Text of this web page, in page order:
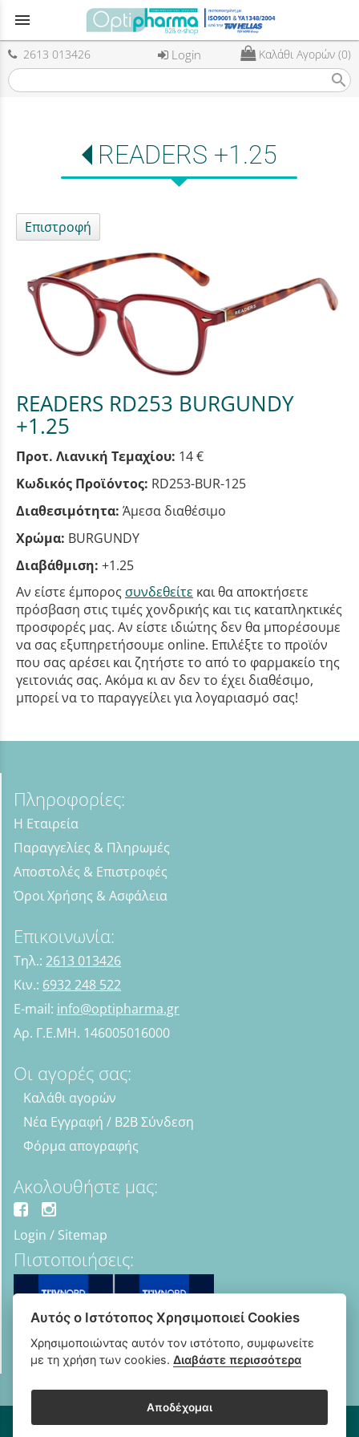
menu
2613 013426 Login Καλάθι Αγορών (0)
search
READERS +1.25
Επιστροφή
READERS RD253 BURGUNDY
+1.25
Προτ. Λιανική Τεμαχίου: 14 €
Κωδικός Προϊόντος: RD253-BUR-125
Διαθεσιμότητα: Άμεσα διαθέσιμο
Χρώμα: BURGUNDY
Διαβάθμιση: +1.25
Αν είστε έμπορος συνδεθείτε και θα αποκτήσετε
πρόσβαση στις τιμές χονδρικής και τις καταπληκτικές
προσφορές μας. Αν είστε ιδιώτης δεν θα μπορέσουμε
να σας εξυπηρετήσουμε online. Επιλέξτε το προϊόν
που σας αρέσει και ζητήστε το από το φαρμακείο της
γειτονιάς σας. Ακόμα κι αν δεν το έχει διαθέσιμο,
μπορεί να το παραγγείλει για λογαριασμό σας!
Πληροφορίες:
Η Εταιρεία
Παραγγελίες & Πληρωμές
Αποστολές & Επιστροφές
Όροι Χρήσης & Ασφάλεια
Επικοινωνία:
Τηλ.: 2613 013426
Κιν.: 6932 248 522
E-mail: info@optipharma.gr
Αρ. Γ.Ε.ΜΗ. 146005016000
Οι αγορές σας:
Καλάθι αγορών
Νέα Εγγραφή / B2B Σύνδεση
Φόρμα απογραφής
Ακολουθήστε μας:
Login / Sitemap
Πιστοποιήσεις:
Copyright © 2018 - 2026 B2B Οπτικά - Optipharma e-shop
Αυτός ο Ιστότοπος Χρησιμοποιεί Cookies
Χρησιμοποιώντας αυτόν τον ιστότοπο, συμφωνείτε
με τη χρήση των cookies.Διαβάστε περισσότερα
Αποδέχομαι